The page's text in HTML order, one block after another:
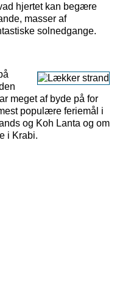
hjertet kan begære
masser af
solnedgange.
meget af byde på for
populære feriemål i
og Koh Lanta og om
i Krabi.